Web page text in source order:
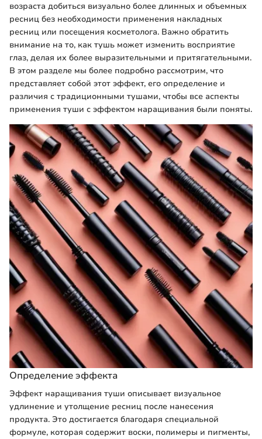
возраста добиться визуально более длинных и объемных
ресниц без необходимости применения накладных
ресниц или посещения косметолога. Важно обратить
внимание на то, как тушь может изменить восприятие
глаз, делая их более выразительными и притягательными.
В этом разделе мы более подробно рассмотрим, что
представляет собой этот эффект, его определение и
различия с традиционными тушами, чтобы все аспекты
применения туши с эффектом наращивания были поняты.
Определение эффекта
Эффект наращивания туши описывает визуальное
удлинение и утолщение ресниц после нанесения
продукта. Это достигается благодаря специальной
формуле, которая содержит воски, полимеры и пигменты,